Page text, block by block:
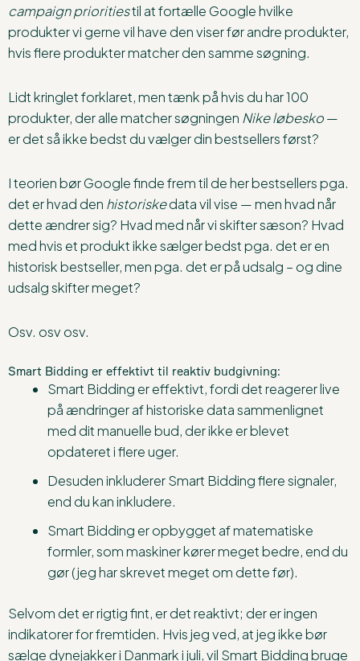
campaign prioritiestil at fortælle Google hvilke
produkter vi gerne vil have den viser før andre produkter,
hvis flere produkter matcher den samme søgning.
Lidt kringlet forklaret, men tænk på hvis du har 100
produkter, der alle matcher søgningen Nike løbesko—
er det så ikke bedst du vælger din bestsellers først?
I teorien bør Google finde frem til de her bestsellers pga.
det er hvad den historiskedata vil vise — men hvad når
dette ændrer sig? Hvad med når vi skifter sæson? Hvad
med hvis et produkt ikke sælger bedst pga. det er en
historisk bestseller, men pga. det er på udsalg – og dine
udsalg skifter meget?
Osv. osv osv.
Smart Bidding er effektivt til reaktiv budgivning:
Smart Bidding er effektivt, fordi det reagerer live
på ændringer af historiske data sammenlignet
med dit manuelle bud, der ikke er blevet
opdateret i flere uger.
Desuden inkluderer Smart Bidding flere signaler,
end du kan inkludere.
Smart Bidding er opbygget af matematiske
formler, som maskiner kører meget bedre, end du
gør (jeg har skrevet meget om dette før).
Selvom det er rigtig fint, er det reaktivt; der er ingen
indikatorer for fremtiden. Hvis jeg ved, at jeg ikke bør
sælge dynejakker i Danmark i juli, vil Smart Bidding bruge